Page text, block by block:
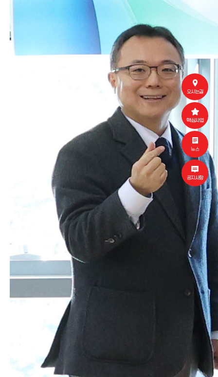
오시는길
핵심사업
뉴스
공지사항